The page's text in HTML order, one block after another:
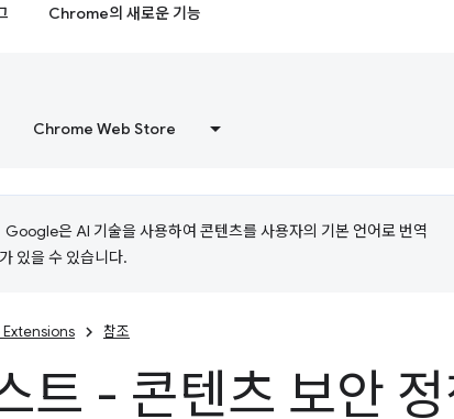
Chrome의 새로운 기능
Chrome Web Store
Google은 AI 기술을 사용하여 콘텐츠를 사용자의 기본 언어로 번역
있을 수 있습니다.
참조
트 - 콘텐츠 보안 정